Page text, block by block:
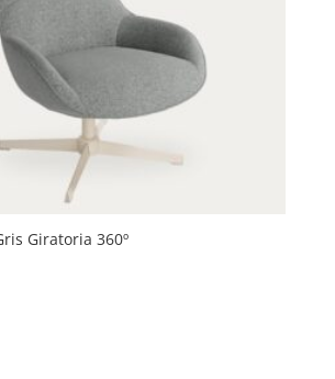
Giratoria 360º